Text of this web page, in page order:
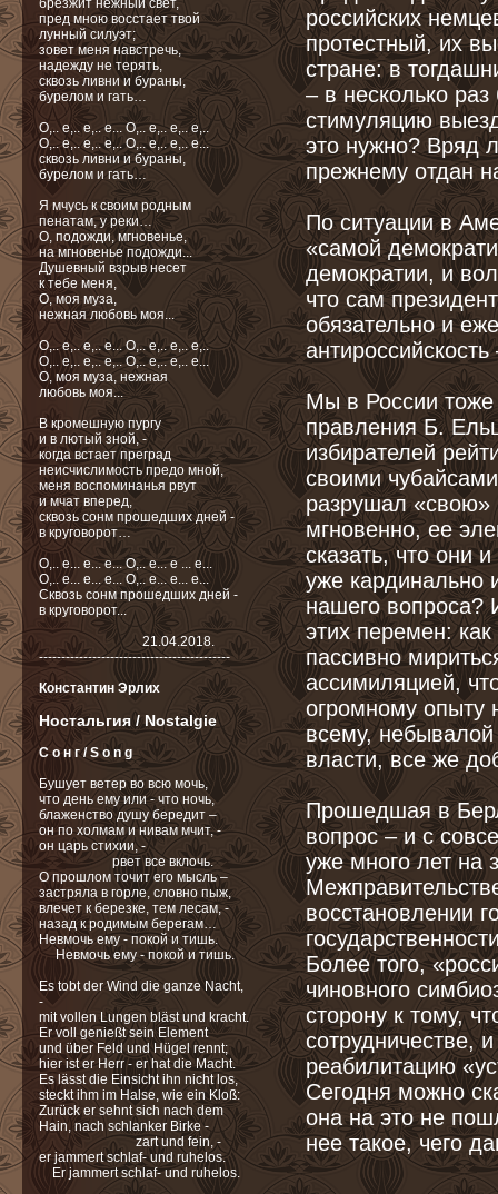
российских
протестный, их
стране: в
– в несколько
стимуляцию
это нужно? Вряд
прежнему отдан
По ситуации в
«самой
демократии, и
что сам
обязательно и
Мы в России тоже
правления Б.
избирателей
своими
разрушал «свою»
мгновенно, ее
сказать, что они
уже кардинально
нашего вопроса?
этих перемен:
пассивно
ассимиляцией,
огромному опыту
всему,
власти, все же
Прошедшая в
вопрос – и с
уже много лет на
восстановлении
Более того,
чиновного
сторону к тому,
сотрудничестве,
реабилитацию
Сегодня можно
она на это не
нее такое, чего
пред мною восстает твой
лунный силуэт;
зовет меня навстречь,
надежду не терять,
сквозь ливни и бураны,
бурелом и гать…
О,.. e,.. e,.. e... О,.. e,.. e,.. e,..
О,.. e,.. e,.. e,.. О,.. e,.. e,.. e...
сквозь ливни и бураны,
бурелом и гать…
Я мчусь к своим родным
пенатам, у реки…
О, подожди, мгновенье,
на мгновенье подожди...
Душевный взрыв несет
к тебе меня,
О, моя муза,
нежная любовь моя...
О,.. e,.. e,.. e... О,.. e,.. e,.. e,..
О,.. e,.. e,.. e,.. О,.. e,.. e,.. e...
О, моя муза, нежная
любовь моя...
В кромешную пургу
и в лютый зной, -
когда встает преград
неисчислимость предо мной,
меня воспоминанья рвут
и мчат вперед,
сквозь сонм прошедших дней -
в круговорот…
О,.. e... e... e... О,.. e... e ... e...
О,.. e... e... e... О,.. e... e... e...
Сквозь сонм прошедших дней -
в круговорот...
21.04.2018.
-------------------------------------------
Константин Эрлих
Ностальгия / Nostalgie
С о н г / S o n g
Бушует ветер во всю мочь,
что день ему или - что ночь,
блаженство душу бередит –
он по холмам и нивам мчит, -
он царь стихии, -
рвет все вклочь.
О прошлом точит его мысль –
застряла в горле, словно пыж,
влечет к березке, тем лесам, -
назад к родимым берегам…
Невмочь ему - покой и тишь.
Невмочь ему - покой и тишь.
Es tobt der Wind die ganze Nacht,
-
mit vollen Lungen bläst und kracht.
Er voll genießt sein Element
und über Feld und Hügel rennt;
hier ist er Herr - er hat die Macht.
Es lässt die Einsicht ihn nicht los,
steckt ihm im Halse, wie ein Kloß:
Zurück er sehnt sich nach dem
Hain, nach schlanker Birke -
zart und fein, -
er jammert schlaf- und ruhelos.
Er jammert schlaf- und ruhelos.